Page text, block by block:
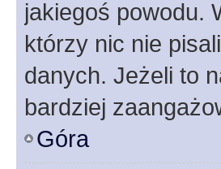
jakiegoś powodu.
którzy nic nie
danych. Jeżeli to
bardziej
Góra